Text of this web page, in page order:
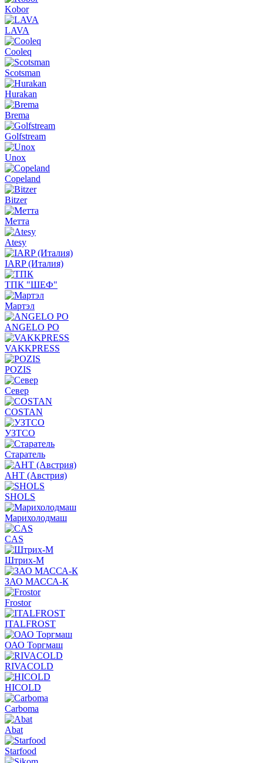
Kobor
LAVA
Cooleq
Scotsman
Hurakan
Brema
Golfstream
Unox
Copeland
Bitzer
Метта
Atesy
IARP (Италия)
ТПК "ШЕФ"
Мартэл
ANGELO PO
VAKKPRESS
POZIS
Север
COSTAN
УЗТСО
Старатель
АНТ (Австрия)
SHOLS
Марихолодмаш
CAS
Штрих-М
ЗАО МАССА-К
Frostor
ITALFROST
ОАО Торгмаш
RIVACOLD
HICOLD
Carboma
Abat
Starfood